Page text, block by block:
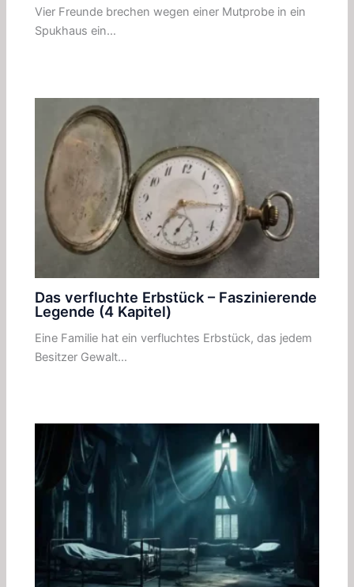
Vier Freunde brechen wegen einer Mutprobe in ein
Spukhaus ein…
Das verfluchte Erbstück – Faszinierende
Legende (4 Kapitel)
Eine Familie hat ein verfluchtes Erbstück, das jedem
Besitzer Gewalt…